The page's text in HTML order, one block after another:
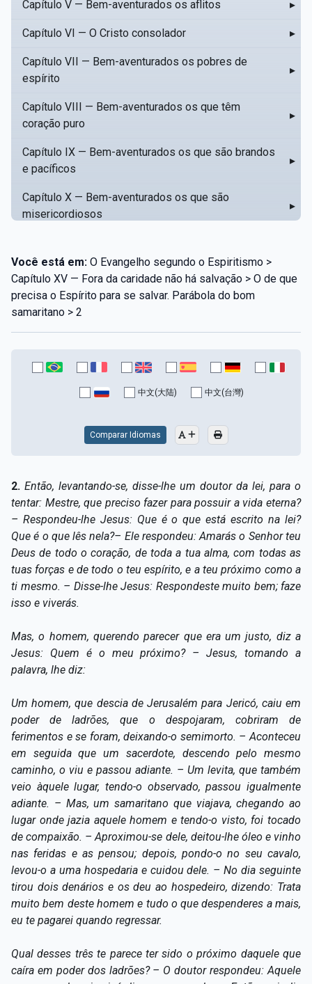
Capítulo V — Bem-aventurados os aflitos ▸
Capítulo VI — O Cristo consolador ▸
Capítulo VII — Bem-aventurados os pobres de
espírito
▸
Capítulo VIII — Bem-aventurados os que têm
coração puro
▸
Capítulo IX — Bem-aventurados os que são brandos
e pacíficos
▸
Capítulo X — Bem-aventurados os que são
misericordiosos
▸
Capítulo XII — Amai os vossos inimigos
Capítulo XIII — Não saiba a vossa mão esquerda o
que dê a vossa mão direita
Capítulo XV — Fora da caridade não há salvação
Capítulo XVI — Não se pode servir a Deus e a
Capítulo XVII — Sede perfeitos
escolhidos
▸
Capítulo XIX — A fé transporta montanhas ▸
Capítulo XX — Os trabalhadores da última hora ▸
Capítulo XXI — Haverá falsos cristos e falsos
profetas
▸
Capítulo XXIII — Estranha moral
alqueire
Capítulo XXV — Buscai e achareis ▸
Capítulo XXVI — Dai gratuitamente o que
gratuitamente recebestes
Capítulo XXVII — Pedi e obtereis ▸
Capítulo XXVIII — Coletânea de preces espíritas ▸
Você está em: O Evangelho segundo o Espiritismo >
Capítulo XV — Fora da caridade não há salvação > O de que
precisa o Espírito para se salvar. Parábola do bom
samaritano > 2
中文(大陆) 中文(台灣)
Comparar Idiomas
2. Então, levantando-se, disse-lhe um doutor da lei, para o
tentar: Mestre, que preciso fazer para possuir a vida eterna?
– Respondeu-lhe Jesus: Que é o que está escrito na lei?
Que é o que lês nela?– Ele respondeu: Amarás o Senhor teu
Deus de todo o coração, de toda a tua alma, com todas as
tuas forças e de todo o teu espírito, e a teu próximo como a
ti mesmo. – Disse-lhe Jesus: Respondeste muito bem; faze
isso e viverás.
Mas, o homem, querendo parecer que era um justo, diz a
Jesus: Quem é o meu próximo? – Jesus, tomando a
palavra, lhe diz:
Um homem, que descia de Jerusalém para Jericó, caiu em
poder de ladrões, que o despojaram, cobriram de
ferimentos e se foram, deixando-o semimorto. – Aconteceu
em seguida que um sacerdote, descendo pelo mesmo
caminho, o viu e passou adiante. – Um levita, que também
veio àquele lugar, tendo-o observado, passou igualmente
adiante. – Mas, um samaritano que viajava, chegando ao
lugar onde jazia aquele homem e tendo-o visto, foi tocado
de compaixão. – Aproximou-se dele, deitou-lhe óleo e vinho
nas feridas e as pensou; depois, pondo-o no seu cavalo,
levou-o a uma hospedaria e cuidou dele. – No dia seguinte
tirou dois denários e os deu ao hospedeiro, dizendo: Trata
muito bem deste homem e tudo o que despenderes a mais,
eu te pagarei quando regressar.
Qual desses três te parece ter sido o próximo daquele que
caíra em poder dos ladrões? – O doutor respondeu: Aquele